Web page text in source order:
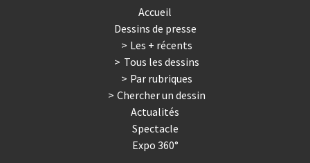
Accueil
Dessins de presse
Les + récents
Tous les dessins
Par rubriques
Chercher un dessin
Actualités
Spectacle
Expo 360°